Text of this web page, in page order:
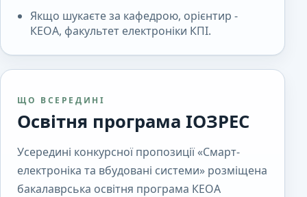
Якщо шукаєте за кафедрою, орієнтир -
КЕОА, факультет електроніки КПІ.
ЩО ВСЕРЕДИНІ
Освітня програма ІОЗРЕС
Усередині конкурсної пропозиції «Смарт-
електроніка та вбудовані системи» розміщена
бакалаврська освітня програма КЕОА